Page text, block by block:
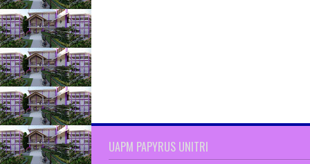
UAPM PAPYRUS UNITRI